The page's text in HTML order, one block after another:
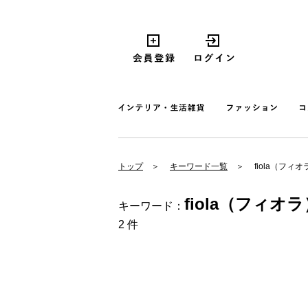
トップ キーワード一覧 fiola（フィオ
キーワード： fiola（フィオラ
2 件